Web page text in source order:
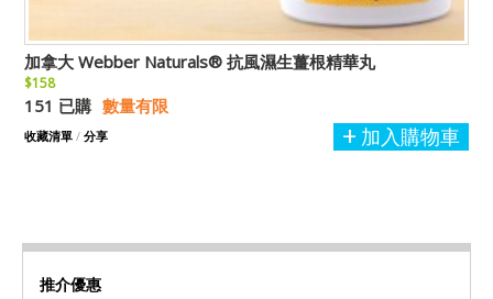
加拿大 Webber Naturals® 抗風濕生薑根精華丸
$158
151 已購 數量有限
加入購物車
收藏清單 / 分享
推介優惠